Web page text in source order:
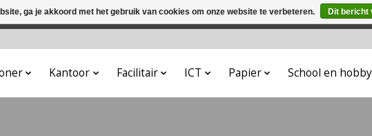
Kantoor Facilitair ICT Papier School en hobby
ga je akkoord met het gebruik van cookies om onze website te verbeteren. Dit bericht
Deze winkel is in aanbouw. Eventueel geplaatste orders zullen niet